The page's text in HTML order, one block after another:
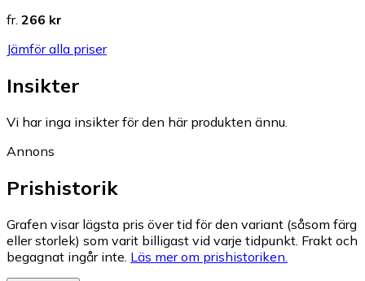
fr. 266 kr
Jämför alla priser
Insikter
Vi har inga insikter för den här produkten ännu.
Annons
Prishistorik
Grafen visar lägsta pris över tid för den variant (såsom färg
eller storlek) som varit billigast vid varje tidpunkt. Frakt och
begagnat ingår inte. Läs mer om prishistoriken.